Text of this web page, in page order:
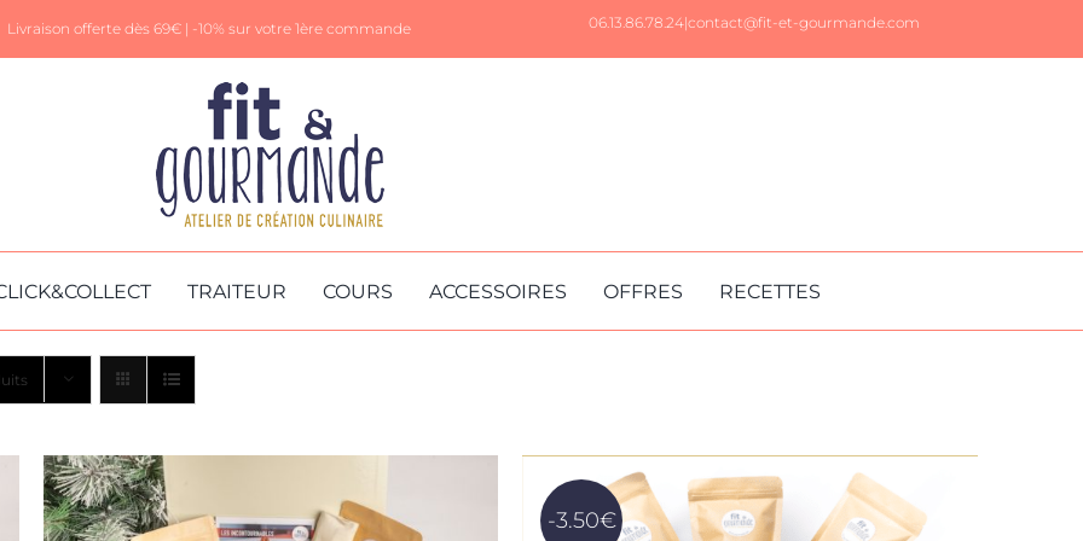
Livraison offerte dès 69€ | -10% sur votre 1ère commande 06.13.86.78.24|contact@fit-et-gourmande.com
TRAITEUR COURS ACCESSOIRES OFFRES RECETTES
-3.50€